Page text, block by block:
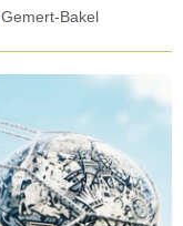
Gemert-Bakel